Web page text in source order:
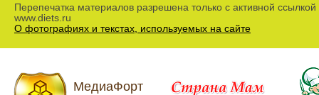
Перепечатка материалов разрешена только с активной ссылкой
www.diets.ru
О фотографиях и текстах, используемых на сайте
МедиаФорт